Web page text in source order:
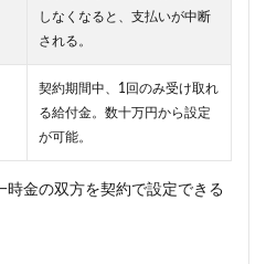
しなくなると、支払いが中断
される。
契約期間中、1回のみ受け取れ
る給付金。数十万円から設定
が可能。
時金の双方を契約で設定できる